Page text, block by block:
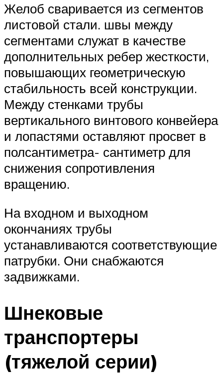
Желоб сваривается из сегментов
листовой стали. швы между
сегментами служат в качестве
дополнительных ребер жесткости,
повышающих геометрическую
стабильность всей конструкции.
Между стенками трубы
вертикального винтового конвейера
и лопастями оставляют просвет в
полсантиметра- сантиметр для
снижения сопротивления
вращению.
На входном и выходном
окончаниях трубы
устанавливаются соответствующие
патрубки. Они снабжаются
задвижками.
Шнековые
транспортеры
(тяжелой серии)